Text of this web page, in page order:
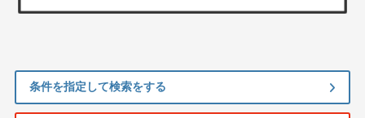
条件を指定して検索をする